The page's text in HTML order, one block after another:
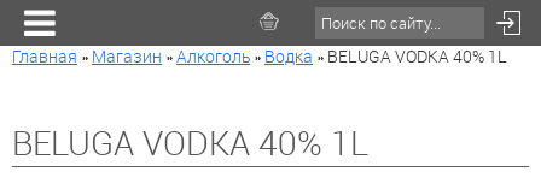
Главная » Магазин »Алкоголь » Водка » BELUGA VODKA 40% 1L
BELUGA VODKA 40% 1L